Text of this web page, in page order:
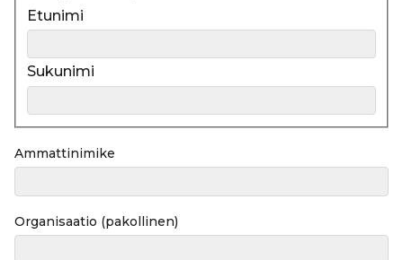
Etunimi
Sukunimi
Ammattinimike
Organisaatio (pakollinen)